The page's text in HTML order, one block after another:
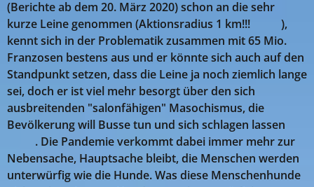
(Berichte ab dem 20. März 2020) schon an die sehr
kurze Leine genommen (Aktionsradius 1 km!!! 🤬🤬),
kennt sich in der Problematik zusammen mit 65 Mio.
Franzosen bestens aus und er könnte sich auch auf den
Standpunkt setzen, dass die Leine ja noch ziemlich lange
sei, doch er ist viel mehr besorgt über den sich
ausbreitenden "salonfähigen" Masochismus, die
Bevölkerung will Busse tun und sich schlagen lassen 😥
🤔😡. Die Pandemie verkommt dabei immer mehr zur
Nebensache, Hauptsache bleibt, die Menschen werden
unterwürfig wie die Hunde. Was diese Menschenhunde